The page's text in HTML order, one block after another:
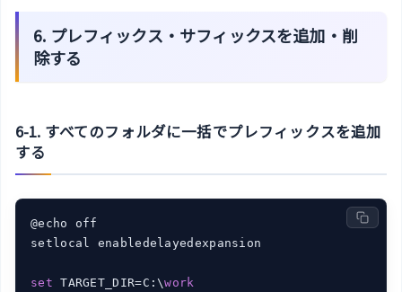
6. プレフィックス・サフィックスを追加・削
除する
6-1. すべてのフォルダに一括でプレフィックスを追加
する
@echo off
setlocal enabledelayedexpansion
set TARGET_DIR=C:\work